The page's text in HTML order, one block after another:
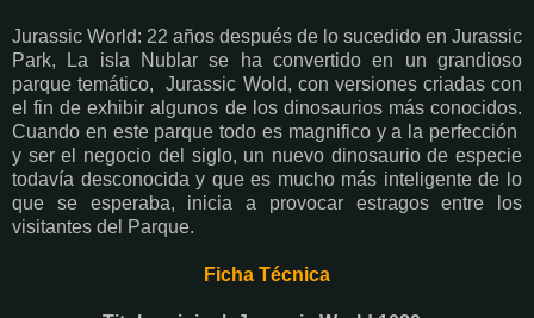
Jurassic World: 22 años después de lo sucedido en Jurassic
Park, La isla Nublar se ha convertido en un grandioso
parque temático, Jurassic Wold, con versiones criadas con
el fin de exhibir algunos de los dinosaurios más conocidos.
Cuando en este parque todo es magnifico y a la perfección
y ser el negocio del siglo, un nuevo dinosaurio de especie
todavía desconocida y que es mucho más inteligente de lo
que se esperaba, inicia a provocar estragos entre los
visitantes del Parque.
Ficha Técnica